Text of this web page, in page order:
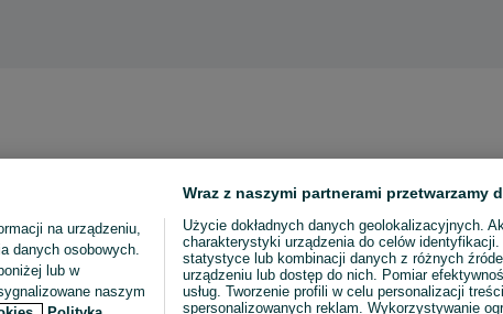
na urządzeniu,
danych osobowych.
lub w
naszym
Wraz z naszymi partnerami przetwarzamy
Użycie dokładnych danych geolokalizacyjnych.
charakterystyki urządzenia do celów
statystyce lub kombinacji danych z różnych
urządzeniu lub dostęp do nich. Pomiar
usług. Tworzenie profili w celu personalizacji
spersonalizowanych reklam. Wykorzystywanie